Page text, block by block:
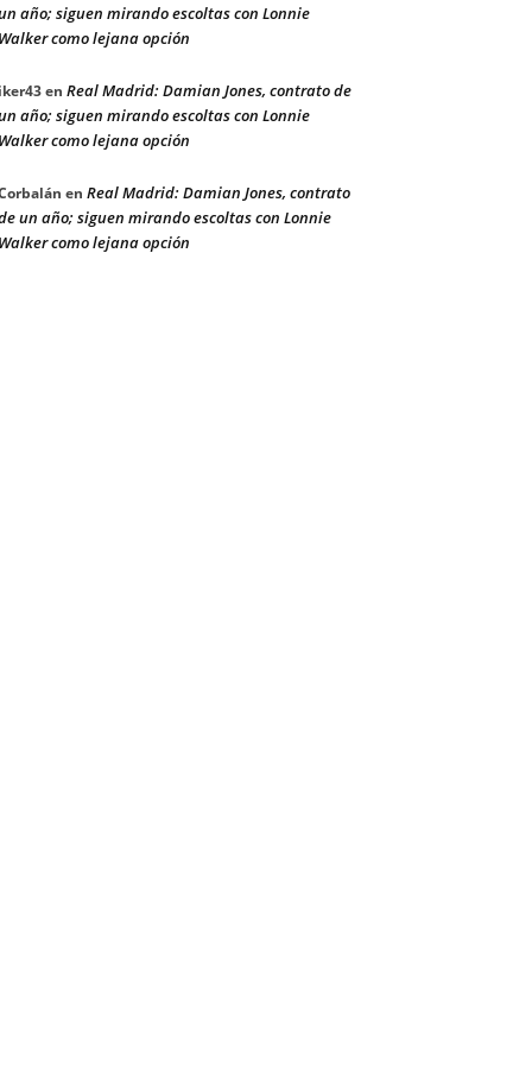
año; siguen mirando escoltas con Lonnie
Walker como lejana opción
iker43en Real Madrid: Damian Jones, contrato de
año; siguen mirando escoltas con Lonnie
Walker como lejana opción
en Real Madrid: Damian Jones, contrato
un año; siguen mirando escoltas con Lonnie
Walker como lejana opción